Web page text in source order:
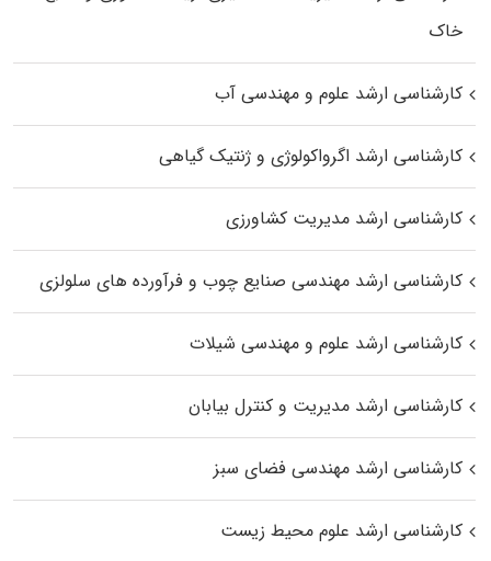
خاک
کارشناسی ارشد علوم و مهندسی آب
کارشناسی ارشد اگرواکولوژی و ژنتیک گیاهی
کارشناسی ارشد مدیریت کشاورزی
کارشناسی ارشد مهندسی صنایع چوب و فرآورده‌ های سلولزی
کارشناسی ارشد علوم و مهندسی شیلات
کارشناسی ارشد مدیریت و کنترل بیابان
کارشناسی ارشد مهندسی فضای سبز
کارشناسی ارشد علوم محیط‌ زیست